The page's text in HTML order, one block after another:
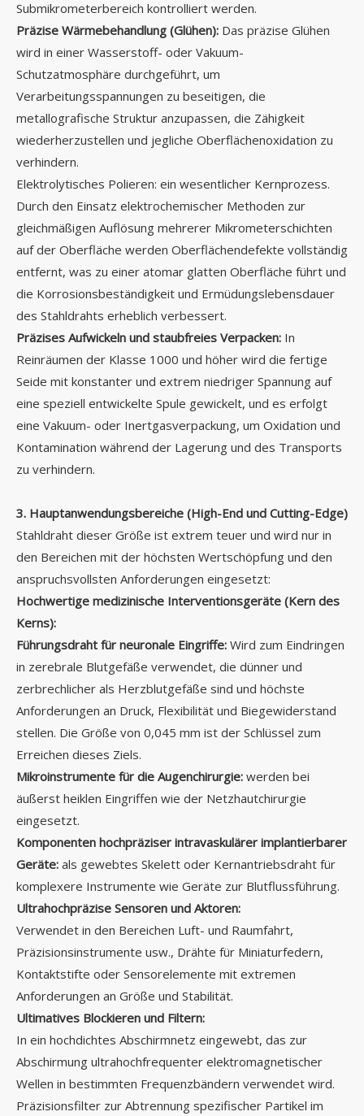
Submikrometerbereich kontrolliert werden.
Präzise Wärmebehandlung (Glühen): Das präzise Glühen
wird in einer Wasserstoff- oder Vakuum-
Schutzatmosphäre durchgeführt, um
Verarbeitungsspannungen zu beseitigen, die
metallografische Struktur anzupassen, die Zähigkeit
wiederherzustellen und jegliche Oberflächenoxidation zu
verhindern.
Elektrolytisches Polieren: ein wesentlicher Kernprozess.
Durch den Einsatz elektrochemischer Methoden zur
gleichmäßigen Auflösung mehrerer Mikrometerschichten
auf der Oberfläche werden Oberflächendefekte vollständig
entfernt, was zu einer atomar glatten Oberfläche führt und
die Korrosionsbeständigkeit und Ermüdungslebensdauer
des Stahldrahts erheblich verbessert.
Präzises Aufwickeln und staubfreies Verpacken: In
Reinräumen der Klasse 1000 und höher wird die fertige
Seide mit konstanter und extrem niedriger Spannung auf
eine speziell entwickelte Spule gewickelt, und es erfolgt
eine Vakuum- oder Inertgasverpackung, um Oxidation und
Kontamination während der Lagerung und des Transports
zu verhindern.
3. Hauptanwendungsbereiche (High-End und Cutting-Edge)
Stahldraht dieser Größe ist extrem teuer und wird nur in
den Bereichen mit der höchsten Wertschöpfung und den
anspruchsvollsten Anforderungen eingesetzt:
Hochwertige medizinische Interventionsgeräte (Kern des
Kerns):
Führungsdraht für neuronale Eingriffe: Wird zum Eindringen
in zerebrale Blutgefäße verwendet, die dünner und
zerbrechlicher als Herzblutgefäße sind und höchste
Anforderungen an Druck, Flexibilität und Biegewiderstand
stellen. Die Größe von 0,045 mm ist der Schlüssel zum
Erreichen dieses Ziels.
Mikroinstrumente für die Augenchirurgie: werden bei
äußerst heiklen Eingriffen wie der Netzhautchirurgie
eingesetzt.
Komponenten hochpräziser intravaskulärer implantierbarer
Geräte: als gewebtes Skelett oder Kernantriebsdraht für
komplexere Instrumente wie Geräte zur Blutflussführung.
Ultrahochpräzise Sensoren und Aktoren:
Verwendet in den Bereichen Luft- und Raumfahrt,
Präzisionsinstrumente usw., Drähte für Miniaturfedern,
Kontaktstifte oder Sensorelemente mit extremen
Anforderungen an Größe und Stabilität.
Ultimatives Blockieren und Filtern:
In ein hochdichtes Abschirmnetz eingewebt, das zur
Abschirmung ultrahochfrequenter elektromagnetischer
Wellen in bestimmten Frequenzbändern verwendet wird.
Präzisionsfilter zur Abtrennung spezifischer Partikel im